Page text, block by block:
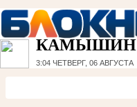
КАМЫШИН
3:04 ЧЕТВЕРГ, 06 АВГУСТА